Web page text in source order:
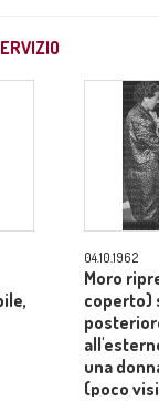
04.10.1962
Moro
coperto)
una
(poco